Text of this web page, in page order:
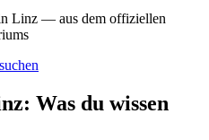
Linz — aus dem offiziellen
suchen
: Was du wissen